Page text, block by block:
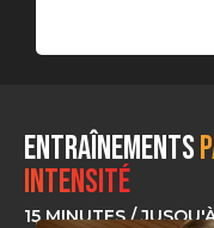
Entraînements
INTENSITÉ
15 MINUTES /